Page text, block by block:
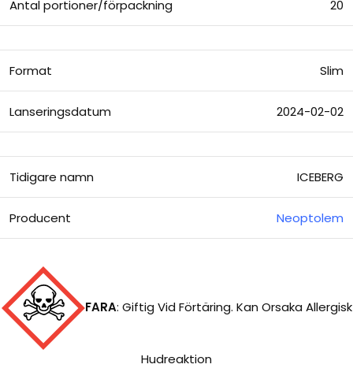
Antal portioner/förpackning 20
Format Slim
Lanseringsdatum 2024-02-02
Tidigare namn ICEBERG
Producent Neoptolem
FARA: Giftig Vid Förtäring. Kan Orsaka Allergisk
Hudreaktion